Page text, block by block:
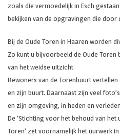
zoals die vermoedelijk in Esch
bekijken van de opgravingen die door
Bij de Oude Toren in Haaren worden
Zo kunt u bijvoorbeeld de Oude
van het weidse uitzicht.
Bewoners van de Torenbuurt
en zijn buurt. Daarnaast zijn veel
en zijn omgeving, in heden en
De ‘Stichting voor het behoud van het
Toren’ zet voornamelijk het uurwerk